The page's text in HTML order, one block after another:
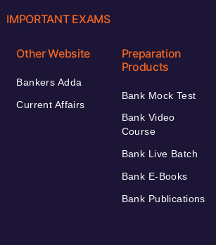
IMPORTANT EXAMS
Other Website
Bankers Adda
Current Affairs
Preparation
Products
Bank Mock Test
Bank Video
Course
Bank Live Batch
Bank E-Books
Bank Publications